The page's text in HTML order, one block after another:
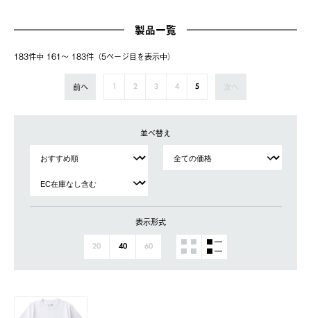
製品一覧
183件中 161〜 183件（5ページ⽬を表⽰中）
前へ 2 3 4 5 次へ
並べ替え
表示形式
20 40 60